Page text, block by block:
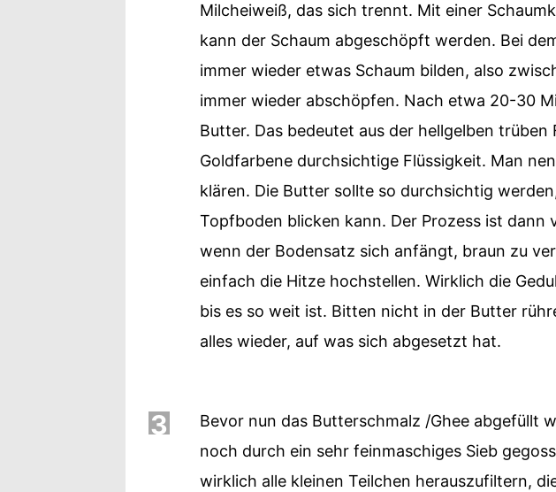
Milcheiweiß, das sich trennt. Mit einer
kann der Schaum abgeschöpft werden. Bei
immer wieder etwas Schaum bilden, also
immer wieder abschöpfen. Nach etwa 20-30
Butter. Das bedeutet aus der hellgelben trüben
Goldfarbene durchsichtige Flüssigkeit. Man
klären. Die Butter sollte so durchsichtig
Topfboden blicken kann. Der Prozess ist dann
wenn der Bodensatz sich anfängt, braun zu
einfach die Hitze hochstellen. Wirklich die
bis es so weit ist. Bitten nicht in der Butter
alles wieder, auf was sich abgesetzt hat.
3
Bevor nun das Butterschmalz /Ghee abgefüllt
noch durch ein sehr feinmaschiges Sieb
wirklich alle kleinen Teilchen herauszufiltern,